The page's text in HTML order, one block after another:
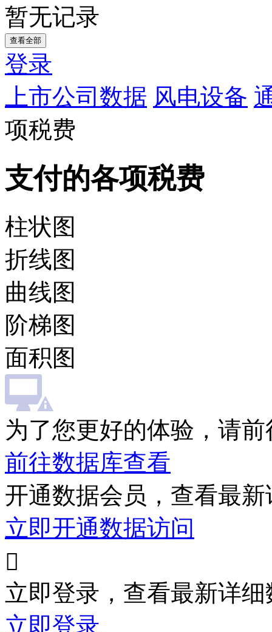
暂无记录
查看全部
登录
上市公司数据 风电设备
项税费
支付的各项税费
柱状图
折线图
曲线图
阶梯图
面积图
为了您更好的体验，请
前往数据库查看
开通数据会员，查看最
立即开通数据访问

立即登录，查看最新详细
立即登录